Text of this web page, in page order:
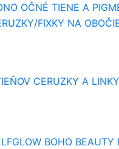
OČNÉ TIENE A
FIXKY NA
CERUZKY A LINKY
BOHO BEAUTY